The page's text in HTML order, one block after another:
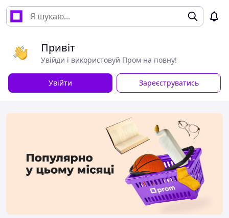
Привіт
Увійди і використовуй Пром на повну!
Увійти Зареєструватись